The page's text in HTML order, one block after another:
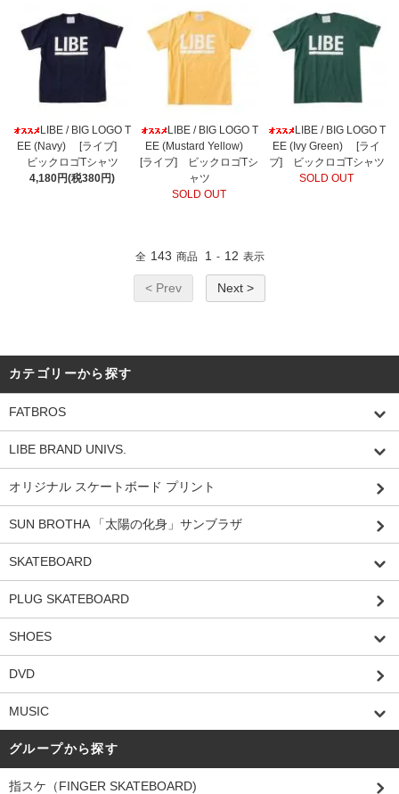
LIBE / BIG LOGO T
EE (Navy) [ライブ]
ビックロゴTシャツ
4,180円(税380円)
LIBE / BIG LOGO T
EE (Mustard Yellow)
[ライブ] ビックロゴTシ
ャツ
SOLD OUT
LIBE / BIG LOGO T
EE (Ivy Green) [ライ
ブ] ビックロゴTシャツ
SOLD OUT
全 143 商品 1 - 12 表示
< Prev Next >
カテゴリーから探す
FATBROS
LIBE BRAND UNIVS.
オリジナル スケートボード プリント
SUN BROTHA 「太陽の化身」サンブラザ
SKATEBOARD
PLUG SKATEBOARD
SHOES
DVD
MUSIC
グループから探す
指スケ（FINGER SKATEBOARD)